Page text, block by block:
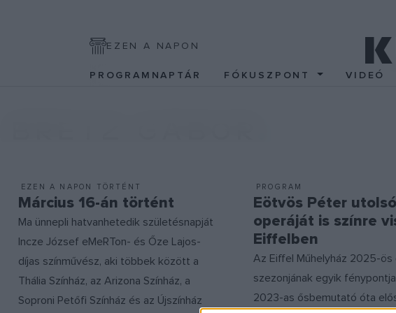
EZEN A NAPON
PROGRAMNAPTÁR FÓKUSZPONT VIDEÓ
EZEN A NAPON TÖRTÉNT
Március 16-án történt
Ma ünnepli hatvanhetedik születésnapját
Incze József eMeRTon- és Őze Lajos-
díjas színművész, aki többek között a
Thália Színház, az Arizona Színház, a
Soproni Petőfi Színház és az Újszínház
PROGRAM
Eötvös Péter utolsó
operáját is színre
Eiffelben
Az Eiffel Műhelyház 2025-ös
szezonjának egyik
2023-as ősbemutató óta